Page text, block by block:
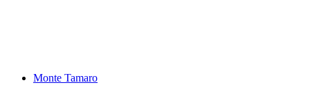
Monte Tamaro